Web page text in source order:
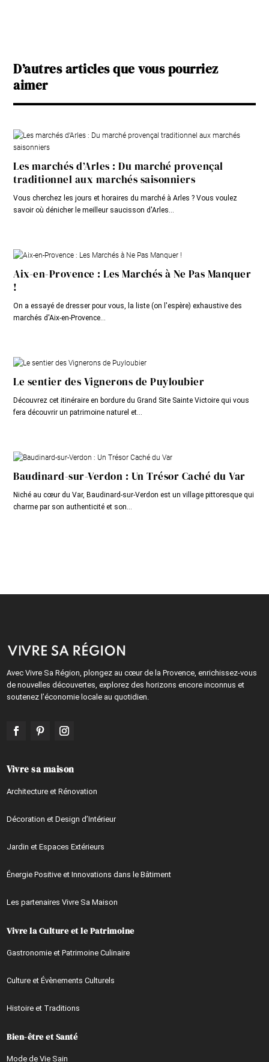
D’autres articles que vous pourriez
aimer
Les marchés d’Arles : Du marché provençal
traditionnel aux marchés saisonniers
Vous cherchez les jours et horaires du marché à Arles ? Vous voulez
savoir où dénicher le meilleur saucisson d'Arles...
Aix-en-Provence : Les Marchés à Ne Pas Manquer
!
On a essayé de dresser pour vous, la liste (on l'espère) exhaustive des
marchés d'Aix-en-Provence...
Le sentier des Vignerons de Puyloubier
Découvrez cet itinéraire en bordure du Grand Site Sainte Victoire qui vous
fera découvrir un patrimoine naturel et...
Baudinard-sur-Verdon : Un Trésor Caché du Var
Niché au cœur du Var, Baudinard-sur-Verdon est un village pittoresque qui
charme par son authenticité et son...
Avec Vivre Sa Région, plongez au cœur de la Provence, enrichissez-vous
de nouvelles découvertes, explorez des horizons encore inconnus et
soutenez l’économie locale au quotidien.
Vivre sa maison
Architecture et Rénovation
Décoration et Design d’Intérieur
Jardin et Espaces Extérieurs
Énergie Positive et Innovations dans le Bâtiment
Les partenaires Vivre Sa Maison
Vivre la Culture et le Patrimoine
Gastronomie et Patrimoine Culinaire
Culture et Évènements Culturels
Histoire et Traditions
Bien-être et Santé
Mode de Vie Sain